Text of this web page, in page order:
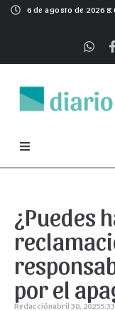
6 de agosto de 2026
¿Puedes
por el
Redacciónabril 30, 2025